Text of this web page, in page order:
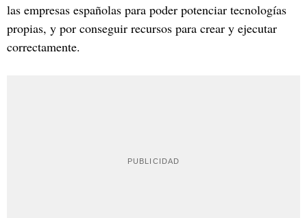
las empresas españolas para poder potenciar tecnologías
propias, y por conseguir recursos para crear y ejecutar
correctamente.